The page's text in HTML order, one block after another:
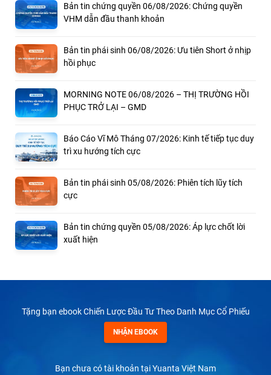
Bản tin chứng quyền 06/08/2026: Chứng quyền
VHM dẫn đầu thanh khoản
Bản tin phái sinh 06/08/2026: Ưu tiên Short ở nhịp
hồi phục
MORNING NOTE 06/08/2026 – THỊ TRƯỜNG HỒI
PHỤC TRỞ LẠI – GMD
Báo Cáo Vĩ Mô Tháng 07/2026: Kinh tế tiếp tục duy
trì xu hướng tích cực
Bản tin phái sinh 05/08/2026: Phiên tích lũy tích
cực
Bản tin chứng quyền 05/08/2026: Áp lực chốt lời
xuất hiện
Tặng bạn ebook Chiến Lược Đầu Tư Theo Danh Mục Cổ Phiếu
NHẬN EBOOK
Bạn chưa có tài khoản tại Yuanta Việt Nam